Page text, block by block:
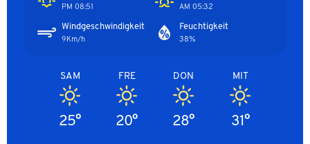
05:32 AM
08:51 PM
Feuchtigkeit
38%
Windgeschwindigkeit
9Km/h
MIT
31°
DON
28°
FRE
20°
SAM
25°